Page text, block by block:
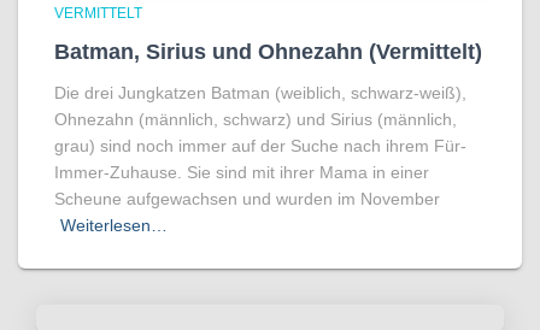
VERMITTELT
Batman, Sirius und Ohnezahn (Vermittelt)
Die drei Jungkatzen Batman (weiblich, schwarz-weiß),
Ohnezahn (männlich, schwarz) und Sirius (männlich,
grau) sind noch immer auf der Suche nach ihrem Für-
Immer-Zuhause. Sie sind mit ihrer Mama in einer
Scheune aufgewachsen und wurden im November
Weiterlesen…